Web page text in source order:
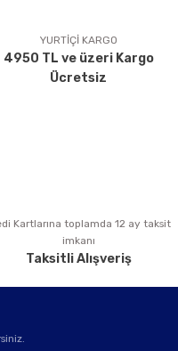
YURTİÇİ KARGO
4950 TL ve üzeri Kargo
Ücretsiz
Kartlarına toplamda 12 ay taksit
imkanı
Taksitli Alışveriş